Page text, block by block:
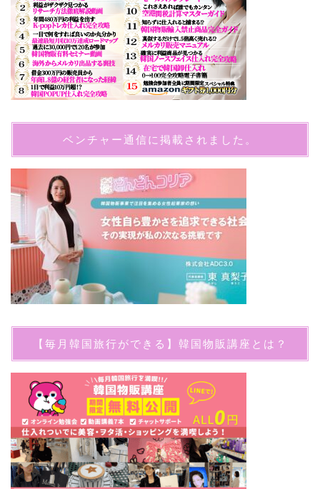
ベンチャー通信に掲載されました。
【毎月韓国旅行ができる】韓国物販講座とは？